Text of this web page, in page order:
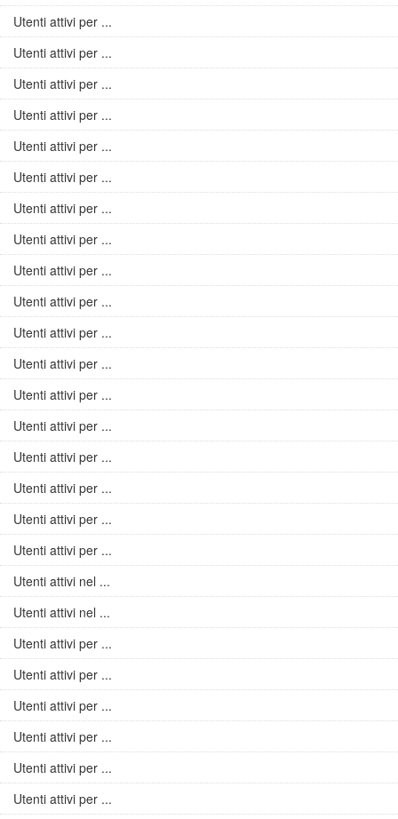
Utenti attivi per ...
Utenti attivi per ...
Utenti attivi per ...
Utenti attivi per ...
Utenti attivi per ...
Utenti attivi per ...
Utenti attivi per ...
Utenti attivi per ...
Utenti attivi per ...
Utenti attivi per ...
Utenti attivi per ...
Utenti attivi per ...
Utenti attivi per ...
Utenti attivi per ...
Utenti attivi per ...
Utenti attivi per ...
Utenti attivi per ...
Utenti attivi per ...
Utenti attivi nel ...
Utenti attivi nel ...
Utenti attivi per ...
Utenti attivi per ...
Utenti attivi per ...
Utenti attivi per ...
Utenti attivi per ...
Utenti attivi per ...